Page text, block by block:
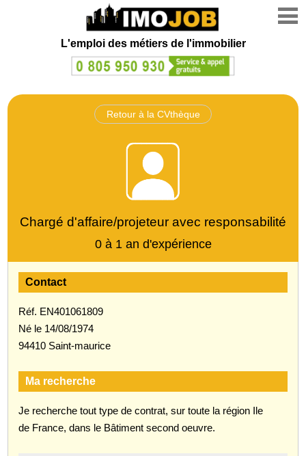
L'emploi des métiers de l'immobilier
Retour à la CVthèque
Chargé d'affaire/projeteur avec responsabilité
0 à 1 an d'expérience
Contact
Réf. EN401061809
Né le 14/08/1974
94410 Saint-maurice
Ma recherche
Je recherche tout type de contrat, sur toute la région Ile
de France, dans le Bâtiment second oeuvre.